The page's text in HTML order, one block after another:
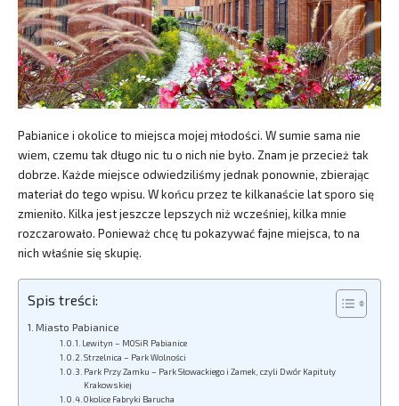
Pabianice i okolice to miejsca mojej młodości. W sumie sama nie
wiem, czemu tak długo nic tu o nich nie było. Znam je przecież tak
dobrze. Każde miejsce odwiedziliśmy jednak ponownie, zbierając
materiał do tego wpisu. W końcu przez te kilkanaście lat sporo się
zmieniło. Kilka jest jeszcze lepszych niż wcześniej, kilka mnie
rozczarowało. Ponieważ chcę tu pokazywać fajne miejsca, to na
nich właśnie się skupię.
Spis treści:
Miasto Pabianice
Lewityn – MOSiR Pabianice
Strzelnica – Park Wolności
Park Przy Zamku – Park Słowackiego i Zamek, czyli Dwór Kapituły
Krakowskiej
Okolice Fabryki Barucha